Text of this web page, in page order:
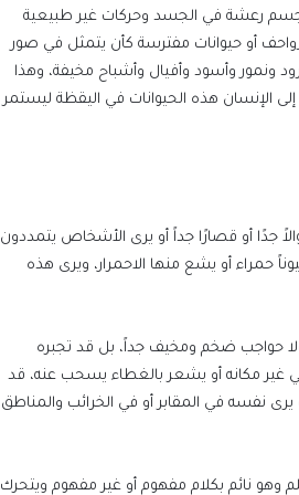
رعشة في الجسد وحركات غير طبيعية
أو حيوانات مفترسة كأن يتمثل في صور
ونمور وأسود وأفيال وأشباح مخيفة، وهذا
الإنسان هذه الحيوانات في اليقظة ليستمر
جدًا أو قصارًا جداً أو يرى الأشخاص يتمددون
أو يشع منها الاحمرار، ويرى هذه
حواجب ضخم ومخيف جداً، بل قد تجبره
غير مكانه أو يشعر بالغطاء يسحب عنه، قد
نفسه في المقابر أو في الخرائب والمناطق
نائم بكلام مفهوم أو غير مفهوم ويتحرك